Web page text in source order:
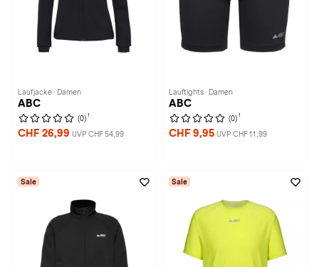
Laufjacke · Damen
ABC
(0) 1
CHF 26,99 UVP CHF 54,99
Lauftights · Damen
ABC
(0) 1
CHF 9,95 UVP CHF 11,99
Sale Sale